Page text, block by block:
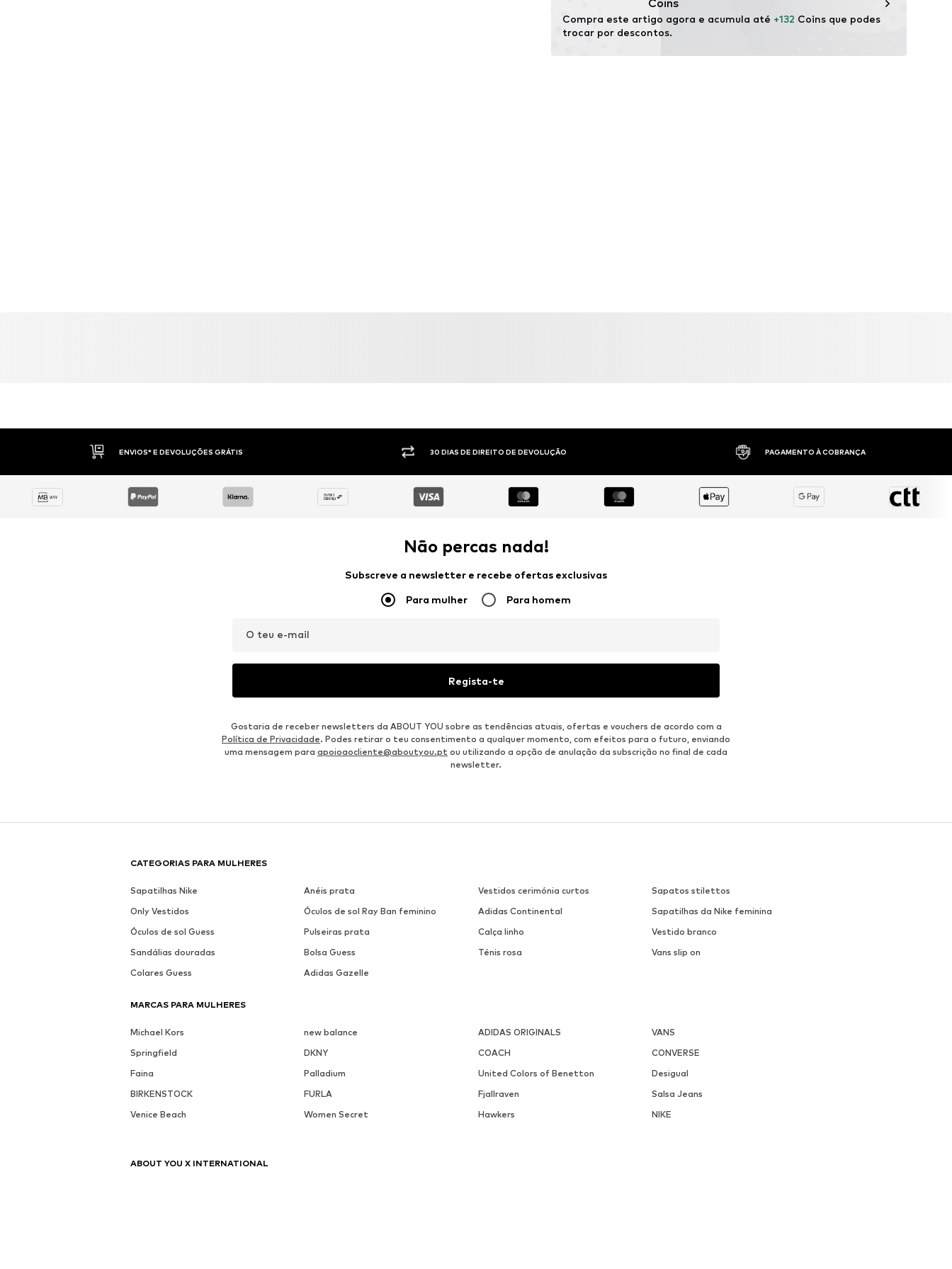
Coins
Compra este artigo agora e acumula até +132 Coins que podes
trocar por descontos.
ENVIOS* E DEVOLUÇÕES GRÁTIS 30 DIAS DE DIREITO DE DEVOLUÇÃO PAGAMENTO À COBRANÇA
Não percas nada!
Subscreve a newsletter e recebe ofertas exclusivas
Para mulher Para homem
O teu e-mail
Regista-te
Gostaria de receber newsletters da ABOUT YOU sobre as tendências atuais, ofertas e vouchers de acordo com a
Política de Privacidade. Podes retirar o teu consentimento a qualquer momento, com efeitos para o futuro, enviando
uma mensagem para apoioaocliente@aboutyou.pt ou utilizando a opção de anulação da subscrição no final de cada
newsletter.
CATEGORIAS PARA MULHERES
Sapatilhas Nike Anéis prata Vestidos cerimónia curtos
Sapatos stilettos
Only Vestidos
Óculos de sol Ray Ban feminino Adidas Continental
Sapatilhas da Nike feminina
Óculos de sol Guess
Pulseiras prata Calça linho
Vestido branco
Sandálias douradas
Bolsa Guess Ténis rosa
Vans slip on
Colares Guess
Adidas Gazelle
MARCAS PARA MULHERES
Michael Kors new balance ADIDAS ORIGINALS
VANS
Springfield
DKNY COACH
CONVERSE
Faina
Palladium United Colors of Benetton
Desigual
BIRKENSTOCK
FURLA Fjallraven
Salsa Jeans
Venice Beach
Women Secret Hawkers NIKE
ABOUT YOU X INTERNATIONAL